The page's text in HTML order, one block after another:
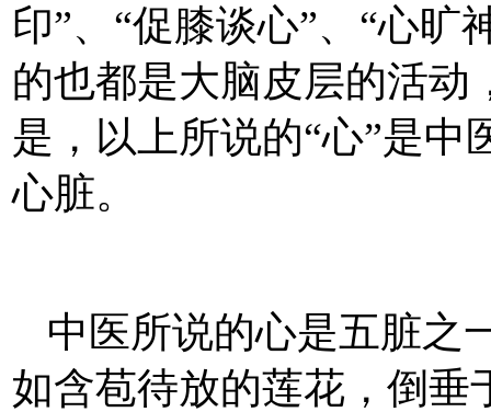
印”、“促膝谈心”、“心旷
的也都是大脑皮层的活动
是，以上所说的“心”是
心脏。
中医所说的心是五脏之
如含苞待放的莲花，倒垂